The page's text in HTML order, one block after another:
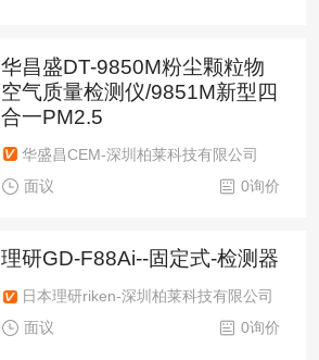
华昌盛DT-9850M粉尘颗粒物
空气质量检测仪/9851M新型四
合一PM2.5
华盛昌CEM-深圳柏莱科技有限公司
0询价
面议
理研GD-F88Ai--固定式-检测器
日本理研riken-深圳柏莱科技有限公司
0询价
面议